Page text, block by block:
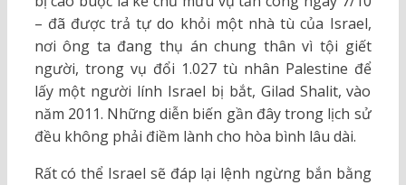
– đã được trả tự do khỏi một nhà tù của Israel,
nơi ông ta đang thụ án chung thân vì tội giết
người, trong vụ đổi 1.027 tù nhân Palestine để
lấy một người lính Israel bị bắt, Gilad Shalit, vào
năm 2011. Những diễn biến gần đây trong lịch sử
đều không phải điềm lành cho hòa bình lâu dài.
Rất có thể Israel sẽ đáp lại lệnh ngừng bắn bằng